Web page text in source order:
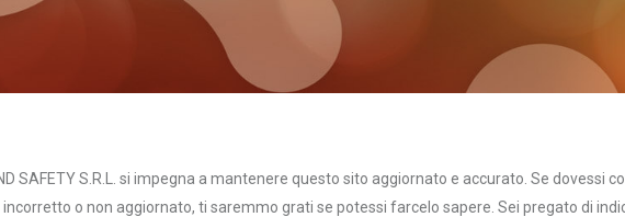
SAFETY S.R.L. si impegna a mantenere questo sito aggiornato e accurato. Se dovessi
incorretto o non aggiornato, ti saremmo grati se potessi farcelo sapere. Sei pregato di